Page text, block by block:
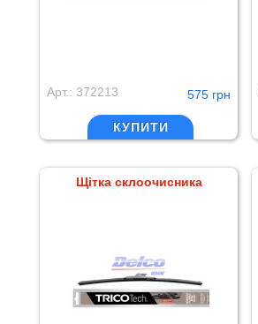
Арт.: 372213 575 грн
КУПИТИ
Щітка склоочисника